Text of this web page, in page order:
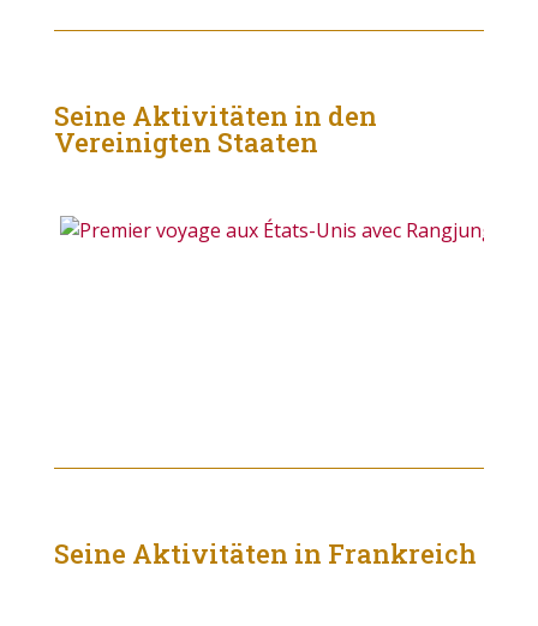
Seine Aktivitäten in den
Vereinigten Staaten
Seine Aktivitäten in Frankreich